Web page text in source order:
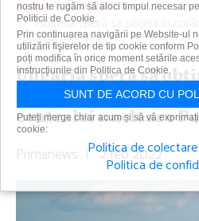
Acasă
Economic
Ungaria speră să obţină în
construcţia...
Ungaria speră să
licenţă rusă pentru
centralei nucleare
Primanews | 2 feb 2022
nostru te rugăm să aloci timpul necesar
Politicii de Cookie.
Prin continuarea navigării pe Website-ul
utilizării fişierelor de tip cookie conform
poți modifica în orice moment setările
instrucțiunile din Politica de Cookie.
SUNT DE ACORD CU
Puteți merge chiar acum și să vă
cookie:
Politica de
Politica de